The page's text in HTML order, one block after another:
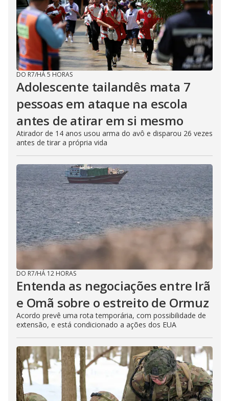
DO R7/HÁ 5 HORAS
Adolescente tailandês mata 7
pessoas em ataque na escola
antes de atirar em si mesmo
Atirador de 14 anos usou arma do avô e disparou 26 vezes
antes de tirar a própria vida
DO R7/HÁ 12 HORAS
Entenda as negociações entre Irã
e Omã sobre o estreito de Ormuz
Acordo prevê uma rota temporária, com possibilidade de
extensão, e está condicionado a ações dos EUA